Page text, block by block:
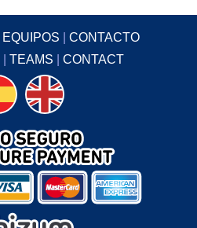
EQUIPOS
CONTACTO
TEAMS CONTACT